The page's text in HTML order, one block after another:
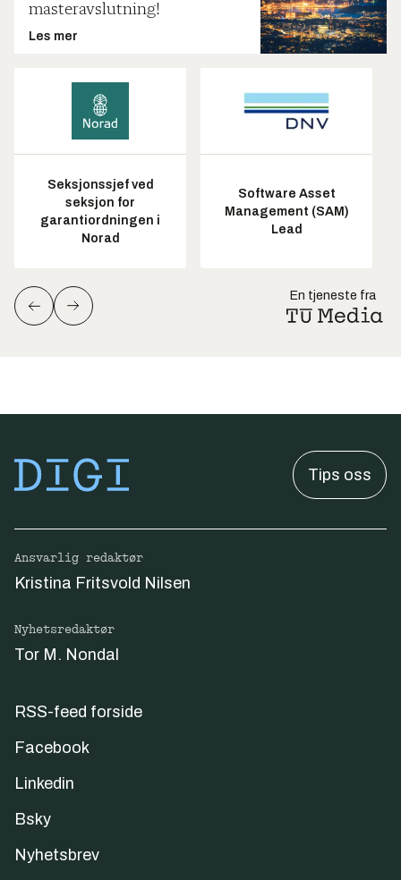
masteravslutning!
Les mer
Seksjonssjef ved
seksjon for
garantiordningen i
Norad
Software Asset
Management (SAM)
Lead
En tjeneste fra
Tips oss
Ansvarlig redaktør
Kristina Fritsvold Nilsen
Nyhetsredaktør
Tor M. Nondal
RSS-feed forside
Facebook
Linkedin
Bsky
Nyhetsbrev